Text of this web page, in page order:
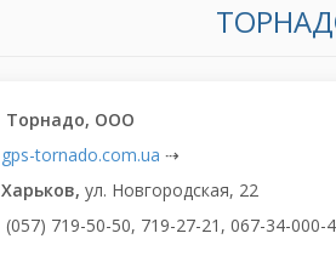
Торнадо, ООО
gps-tornado.com.ua ⇢
Харьков,ул. Новгородская, 22
(057) 719-50-50, 719-27-21, 067-34-000-